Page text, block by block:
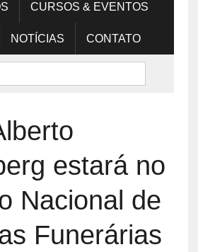
CURSOS & EVENTOS
NOTÍCIAS CONTATO
estará no
Nacional de
Funerárias